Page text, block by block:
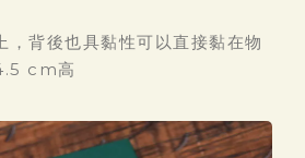
，背後也具黏性可以直接黏在物
cm高